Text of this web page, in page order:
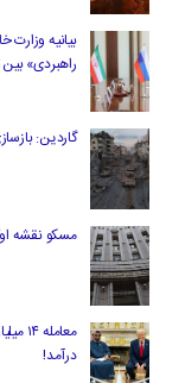
بیانیه وزارت
راهبردی»
گاردین:
مسکو نقشه
درآمد!